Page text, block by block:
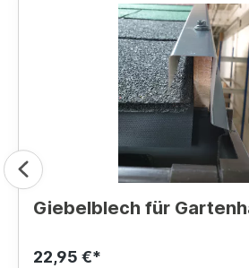
Giebelblech für
22,95 €*